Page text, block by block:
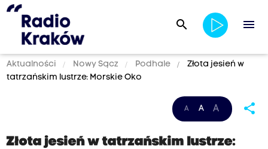
search menu
Aktualności Nowy Sącz Podhale
Złota jesień w
tatrzańskim lustrze: Morskie Oko
A A A share
Złota jesień w tatrzańskim lustrze: